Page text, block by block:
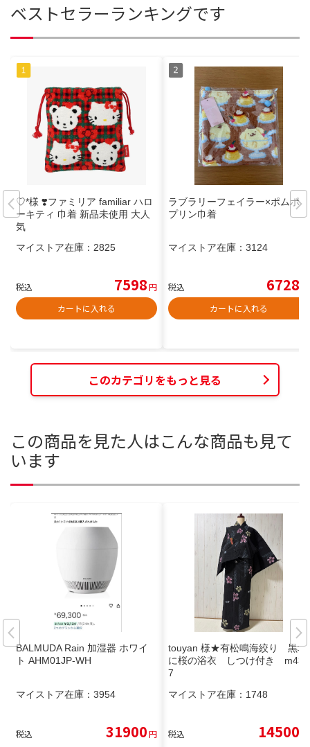
ベストセラーランキングです
♡*様 ❣️ファミリア familiar ハロ
ーキティ 巾着 新品未使用 大人
気
マイストア在庫： 2825
税込 7598円
カートに入れる
ラブラリーフェイラー×ポムポム
プリン巾着
マイストア在庫： 3124
税込 6728
カートに入れる
このカテゴリをもっと見る
この商品を見た人はこんな商品も見て
います
BALMUDA Rain 加湿器 ホワイ
ト AHM01JP-WH
マイストア在庫： 3954
税込 31900円
touyan 様★有松鳴海絞り 黒地
に桜の浴衣 しつけ付き m431
7
マイストア在庫： 1748
税込 14500